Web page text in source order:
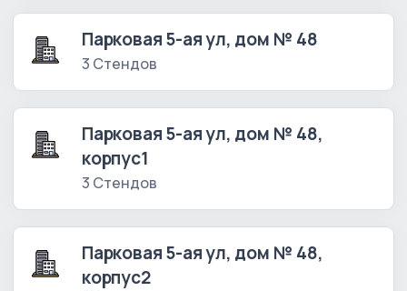
Парковая 5-ая ул, дом № 48
3 Стендов
Парковая 5-ая ул, дом № 48,
корпус1
3 Стендов
Парковая 5-ая ул, дом № 48,
корпус2